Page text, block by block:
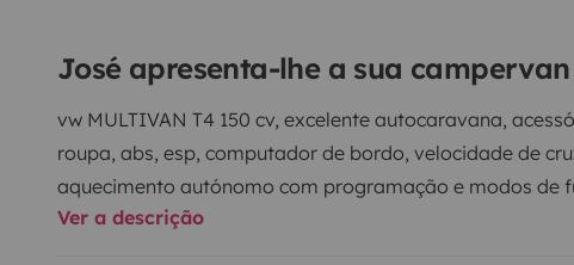
José apresenta-lhe a sua campervan
vw MULTIVAN T4 150 cv, excelente autocaravana,
roupa, abs, esp, computador de bordo, velocidade de
aquecimento autónomo com programação e modos de
bateria dupla, fino até 7 lugares, Sedile passeggero
Ver a descrição